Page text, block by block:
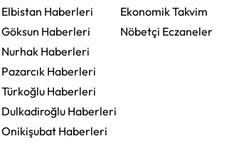
Elbistan Haberleri
Göksun Haberleri
Nurhak Haberleri
Pazarcık Haberleri
Türkoğlu Haberleri
Dulkadiroğlu Haberleri
Onikişubat Haberleri
Ekonomik Takvim
Nöbetçi Eczaneler